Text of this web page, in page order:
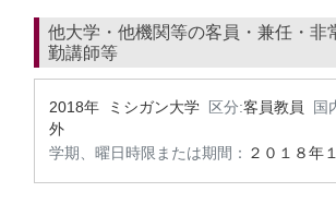
他大学・他機関等の客員・兼任・非
勤講師等
2018年 ミシガン大学 区分:客員教員 国
外
学期、曜日時限または期間： ２０１８年